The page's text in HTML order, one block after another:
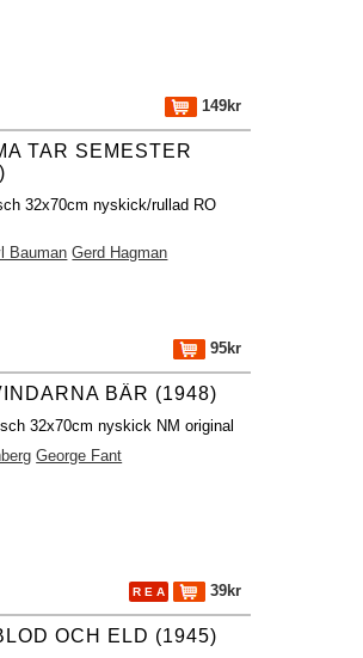
149kr
TAR SEMESTER
32x70cm nyskick/rullad RO
Bauman Gerd Hagman
95kr
BÄR (1948)
32x70cm nyskick NM original
George Fant
R E A 39kr
OCH ELD (1945)